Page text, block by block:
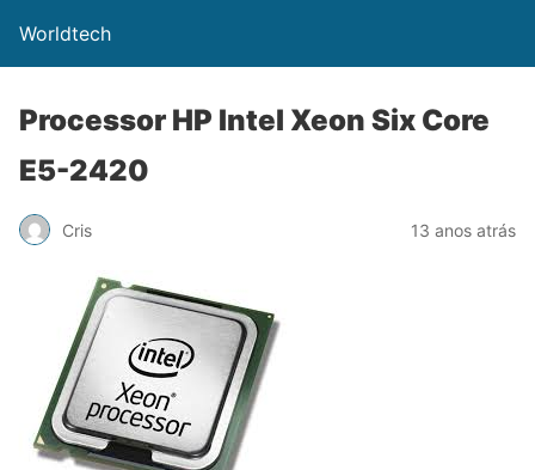
Worldtech
Processor HP Intel Xeon Six Core
E5-2420
Cris 13 anos atrás